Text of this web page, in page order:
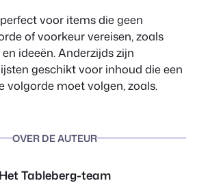
voor items die geen
of voorkeur vereisen, zoals
ideeën. Anderzijds zijn
geschikt voor inhoud die een
volgorde moet volgen, zoals.
OVER DE AUTEUR
Het Tableberg-team